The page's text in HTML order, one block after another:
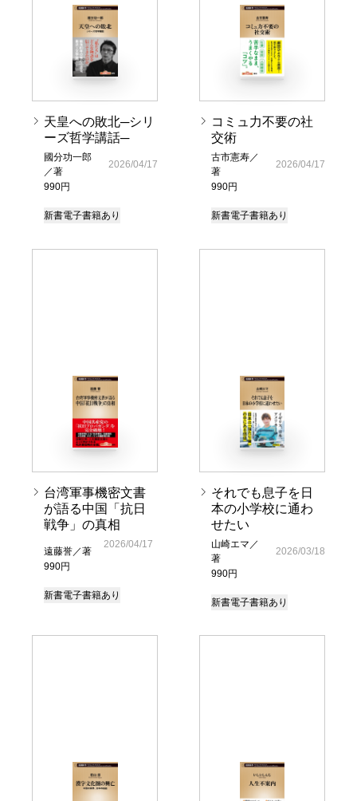
天皇への敗北─シリ
ーズ哲学講話─
國分功一郎
／著
990円
2026/04/17
新書電子書籍あり
コミュ力不要の社
交術
古市憲寿／
著
990円
2026/04/17
新書電子書籍あり
台湾軍事機密文書
が語る中国「抗日
戦争」の真相
遠藤誉／著
990円
2026/04/17
新書電子書籍あり
それでも息子を日
本の小学校に通わ
せたい
山崎エマ／
著
990円
2026/03/18
新書電子書籍あり